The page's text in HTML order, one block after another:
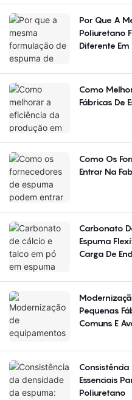
Por Que A
Poliuretano
Diferente
Como
Fábricas De
Como Os
Entrar Na
Carbonato
Espuma
Carga De
Pequenas
Comuns E
Consistência
Essenciais
Poliuretano